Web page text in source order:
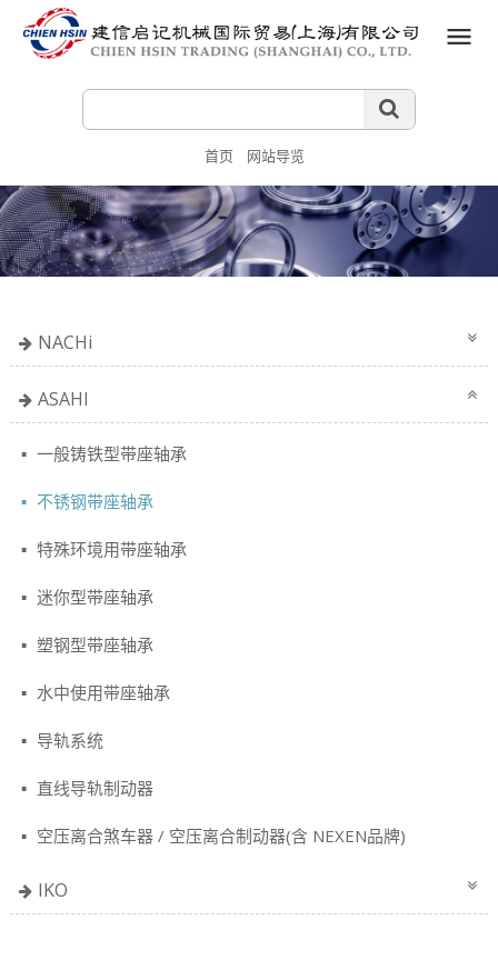
首页 网站导览
NACHi
ASAHI
一般铸铁型带座轴承
不锈钢带座轴承
特殊环境用带座轴承
迷你型带座轴承
塑钢型带座轴承
水中使用带座轴承
导轨系统
直线导轨制动器
空压离合煞车器 / 空压离合制动器(含 NEXEN品牌)
IKO